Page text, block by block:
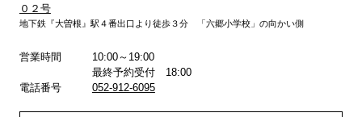
０２号
地下鉄『大曽根』駅４番出口より徒歩３分 「六郷小学校」の向かい側
営業時間
10:00～19:00
最終予約受付 18:00
電話番号
052-912-6095